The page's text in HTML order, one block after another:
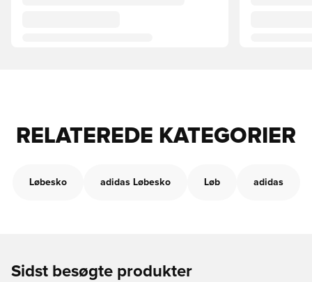
RELATEREDE KATEGORIER
Løbesko adidas Løbesko Løb adidas
Sidst besøgte produkter